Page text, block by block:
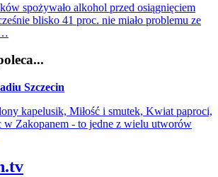
spożywało alkohol przed osiągnięciem
blisko 41 proc. nie miało problemu ze
Szczecin
kapelusik, Miłość i smutek, Kwiat paproci,
w Zakopanem - to jedne z wielu utworów